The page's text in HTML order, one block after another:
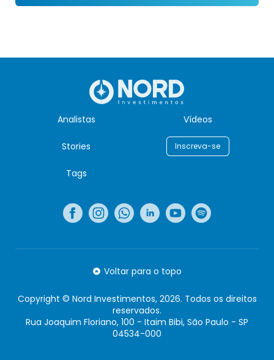
Analistas Vídeos
Stories Inscreva-se
Tags
Voltar para o topo
Copyright © Nord Investimentos, 2026. Todos os direitos
reservados.
Rua Joaquim Floriano, 100 - Itaim Bibi, São Paulo - SP
04534-000